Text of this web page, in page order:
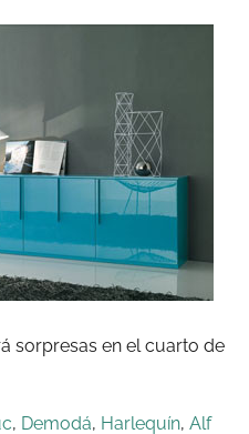
sorpresas en el cuarto de
, Demodá, Harlequín, Alf